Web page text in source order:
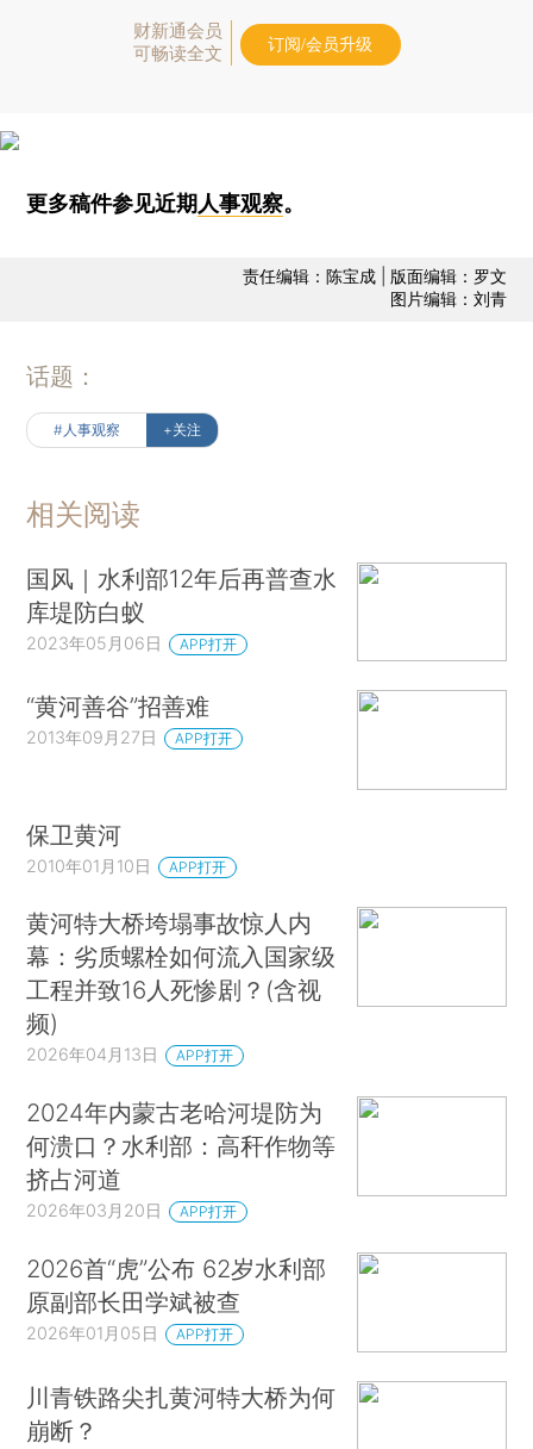
财新通会员
可畅读全文
订阅/会员升级
更多稿件参见近期 人事观察。
责任编辑：陈宝成 | 版面编辑：罗文
图片编辑：刘青
话题：
#人事观察 +关注
相关阅读
国风｜水利部12年后再普查水
库堤防白蚁
2023年05月06日 APP打开
“黄河善谷”招善难
2013年09月27日 APP打开
保卫黄河
2010年01月10日 APP打开
黄河特大桥垮塌事故惊人内
幕：劣质螺栓如何流入国家级
工程并致16人死惨剧？(含视
频)
2026年04月13日 APP打开
2024年内蒙古老哈河堤防为
何溃口？水利部：高秆作物等
挤占河道
2026年03月20日 APP打开
2026首“虎”公布 62岁水利部
原副部长田学斌被查
2026年01月05日 APP打开
川青铁路尖扎黄河特大桥为何
崩断？